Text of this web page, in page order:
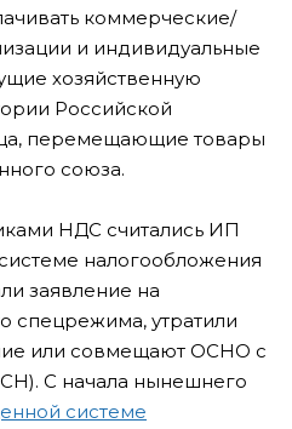
коммерческие/
и индивидуальные
хозяйственную
Российской
перемещающие товары
союза.
НДС считались ИП
налогообложения
заявление на
спецрежима, утратили
или совмещают ОСНО с
С начала нынешнего
системе